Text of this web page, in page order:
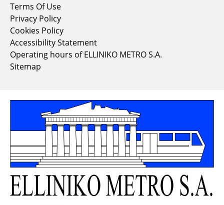
Terms Of Use
Privacy Policy
Cookies Policy
Accessibility Statement
Operating hours of ELLINIKO METRO S.A.
Sitemap